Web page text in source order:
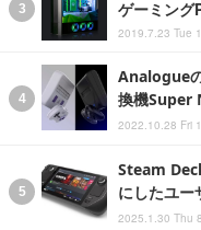
ゲーミング
2019.7.23 Tue
Analogue
換機Super
2022.10.28 Fri
Steam
にしたユー
2025.1.30 Thu